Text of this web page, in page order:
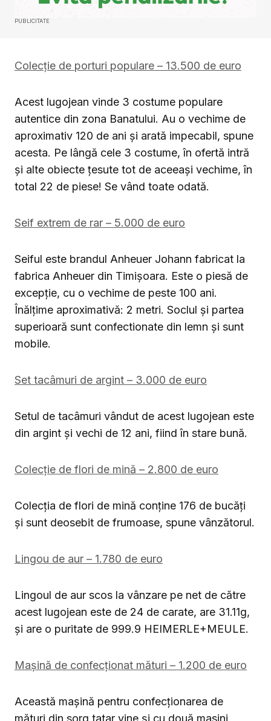
PUBLICITATE
Colecție de porturi populare – 13.500 de euro
Acest lugojean vinde 3 costume populare
autentice din zona Banatului. Au o vechime de
aproximativ 120 de ani și arată impecabil, spune
acesta. Pe lângă cele 3 costume, în ofertă intră
și alte obiecte țesute tot de aceeași vechime, în
total 22 de piese! Se vând toate odată.
Seif extrem de rar – 5.000 de euro
Seiful este brandul Anheuer Johann fabricat la
fabrica Anheuer din Timișoara. Este o piesă de
excepție, cu o vechime de peste 100 ani.
Înălțime aproximativă: 2 metri. Soclul și partea
superioară sunt confectionate din lemn și sunt
mobile.
Set tacâmuri de argint – 3.000 de euro
Setul de tacâmuri vândut de acest lugojean este
din argint și vechi de 12 ani, fiind în stare bună.
Colecție de flori de mină – 2.800 de euro
Colecția de flori de mină conține 176 de bucăți
și sunt deosebit de frumoase, spune vânzătorul.
Lingou de aur – 1.780 de euro
Lingoul de aur scos la vânzare pe net de către
acest lugojean este de 24 de carate, are 31.11g,
și are o puritate de 999.9 HEIMERLE+MEULE.
Mașină de confecționat mături – 1.200 de euro
Această mașină pentru confecționarea de
mături din sorg tatar vine și cu două masini